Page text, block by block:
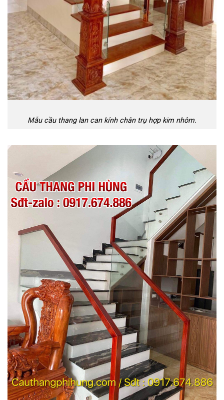
Mẫu cầu thang lan can kính chân trụ hợp kim nhôm.